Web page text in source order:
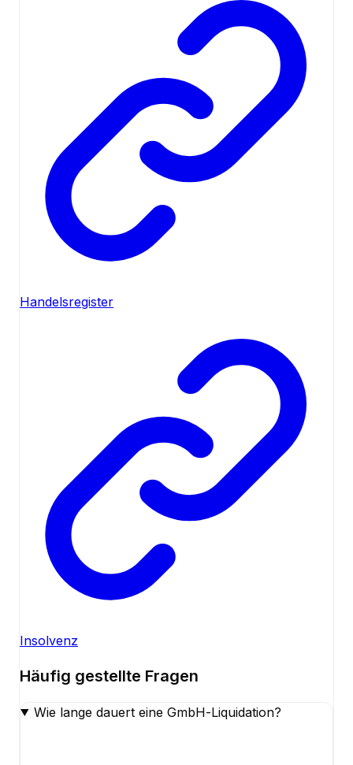
Handelsregister
Insolvenz
Häufig gestellte Fragen
Wie lange dauert eine GmbH-Liquidation?